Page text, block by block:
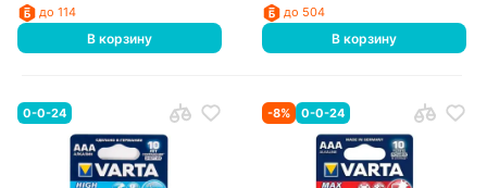
до 114
В корзину
до 504
В корзину
0-0-24 -8% 0-0-24